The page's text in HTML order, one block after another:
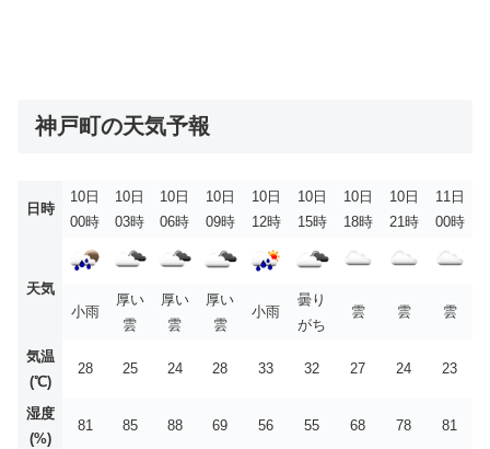
神戸町の天気予報
日時
10日
00時
10日
03時
10日
06時
10日
09時
10日
12時
10日
15時
10日
18時
10日
21時
11日
00時
天気
小雨
厚い
雲
厚い
雲
厚い
雲
小雨
曇り
がち
雲 雲 雲
気温
(℃)
28 25 24 28 33 32 27 24 23
湿度
(%)
81 85 88 69 56 55 68 78 81